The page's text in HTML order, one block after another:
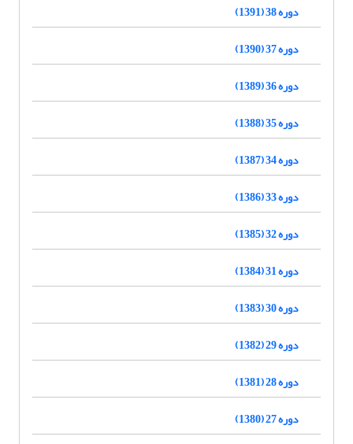
دوره 38 (1391)
دوره 37 (1390)
دوره 36 (1389)
دوره 35 (1388)
دوره 34 (1387)
دوره 33 (1386)
دوره 32 (1385)
دوره 31 (1384)
دوره 30 (1383)
دوره 29 (1382)
دوره 28 (1381)
دوره 27 (1380)